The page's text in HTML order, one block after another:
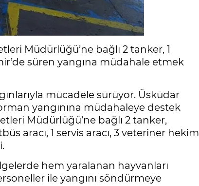
Müdürlüğü’ne bağlı 2 tanker, 1
süren yangına müdahale etmek
mücadele sürüyor. Üsküdar
yangınına müdahaleye destek
Müdürlüğü’ne bağlı 2 tanker,
aracı, 1 servis aracı, 3 veteriner hekim
hem yaralanan hayvanları
ile yangını söndürmeye